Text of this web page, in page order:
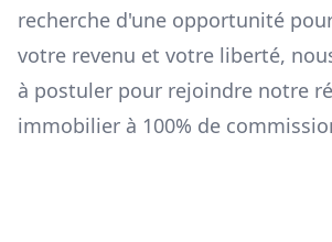
recherche d'une opportunité
votre revenu et votre liberté,
à postuler pour rejoindre notre
immobilier à 100% de